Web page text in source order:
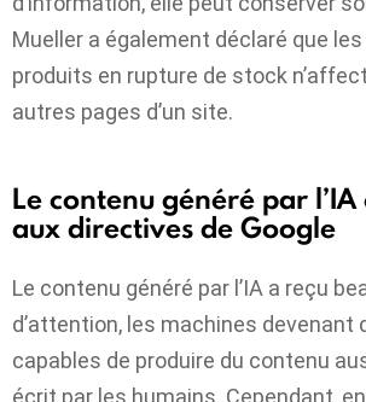
Mueller a également déclaré que
produits en rupture de stock
autres pages d’un site.
Le contenu généré par
aux directives de Google
Le contenu généré par l’IA a reçu
d’attention, les machines devenant
capables de produire du contenu
écrit par les humains. Cependant,